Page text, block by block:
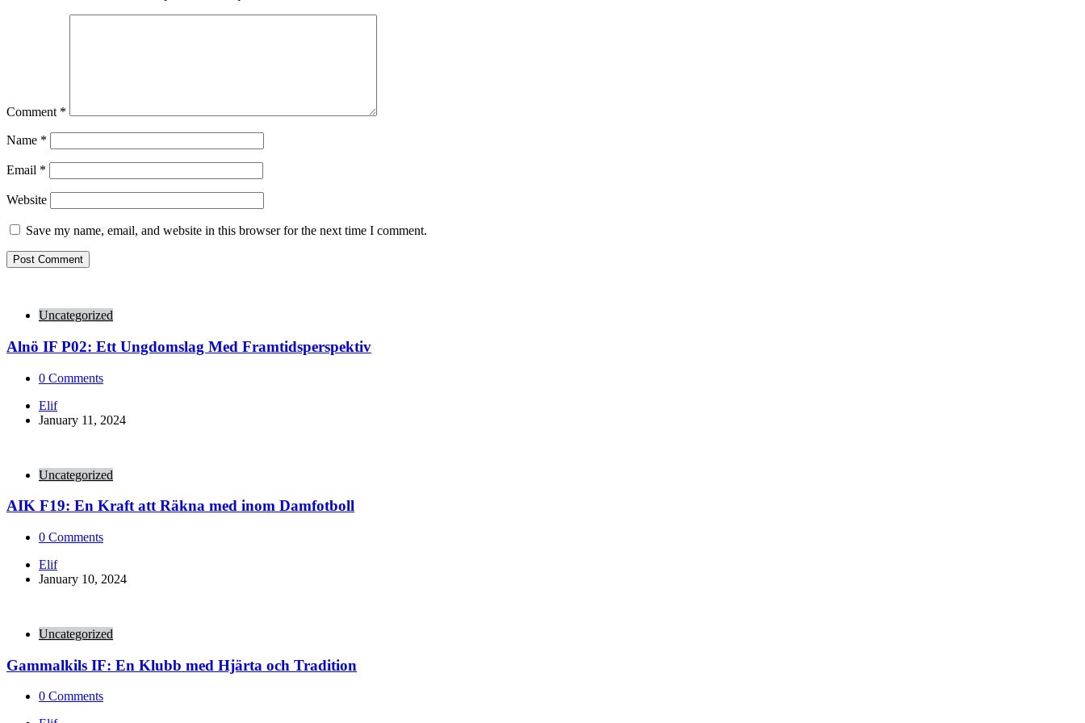
Comment *
Name *
Email *
Website
Save my name, email, and website in this browser for the next time I comment.
Uncategorized
Alnö IF P02: Ett Ungdomslag Med Framtidsperspektiv
0 Comments
Posted
by
Elif
January 11, 2024
Uncategorized
AIK F19: En Kraft att Räkna med inom Damfotboll
0 Comments
Posted
by
Elif
January 10, 2024
Uncategorized
Gammalkils IF: En Klubb med Hjärta och Tradition
0 Comments